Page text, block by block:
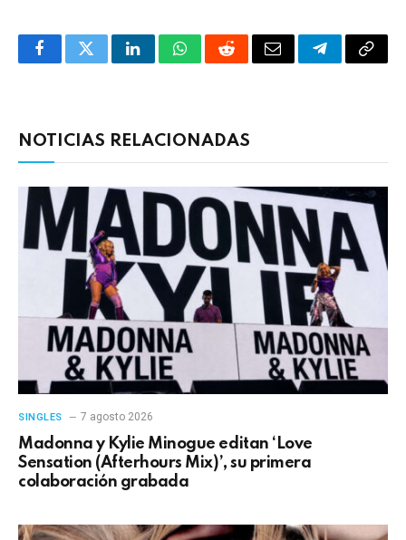
FacebookTwitterLinkedInWhatsAppRedditCorreoTelegrama
NOTICIAS RELACIONADAS
SINGLES 7 agosto 2026
Madonna y Kylie Minogue editan ‘Love
Sensation (Afterhours Mix)’, su primera
colaboración grabada